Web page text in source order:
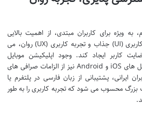
به ویژه برای کاربران مبتدی، از اهمیت بالایی
برخوردار است. یک رابط کاربری (UI) جذاب و تجربه کاربری (UX) روان، می
کاربر ایجاد کند. وجود اپلیکیشن موبایل
باکیفیت برای سیستم عامل های iOS و Android نیز از الزامات صرافی های
ایرانی، پشتیبانی از زبان فارسی در پلتفرم یا
محسوب می شود که تجربه کاربری را به طور